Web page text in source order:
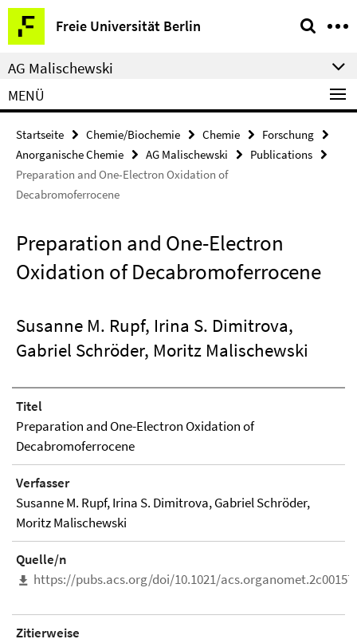
Springe
direkt
zu
Inhalt
Freie Universität Berlin
Service-
Navigation
AG Malischewski
MENÜ
Startseite Chemie/Biochemie Chemie
Forschung
Anorganische Chemie
AG Malischewski
Publications
Preparation and One-Electron Oxidation of
Decabromoferrocene
Preparation and One-Electron
Oxidation of Decabromoferrocene
Susanne M. Rupf, Irina S. Dimitrova,
Gabriel Schröder, Moritz Malischewski
Titel
Preparation and One-Electron Oxidation of
Decabromoferrocene
Verfasser
Susanne M. Rupf, Irina S. Dimitrova, Gabriel Schröder,
Moritz Malischewski
Quelle/n
https://pubs.acs.org/doi/10.1021/acs.organomet.2c00157
Zitierweise